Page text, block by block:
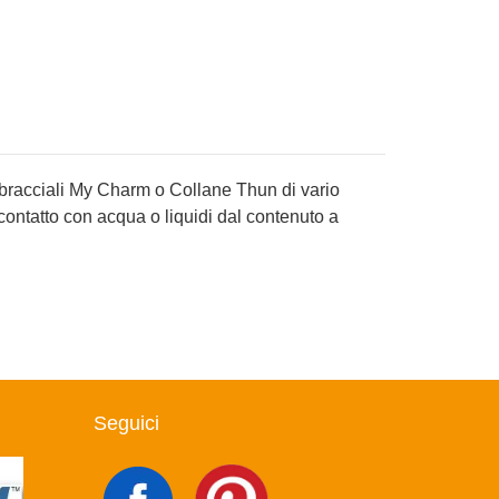
My Charm o Collane Thun di vario
con acqua o liquidi dal contenuto a
Seguici